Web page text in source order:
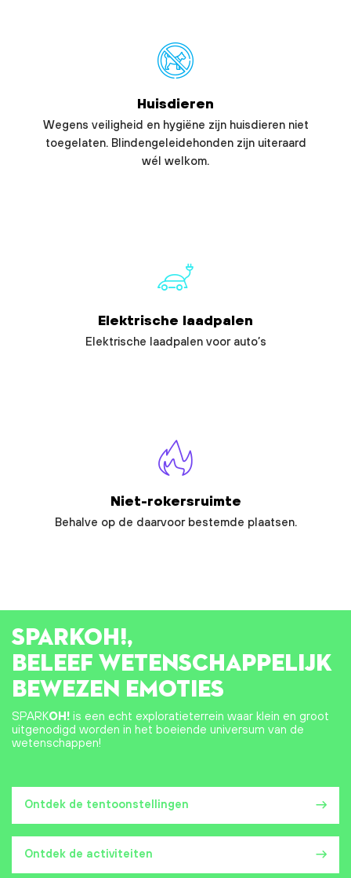
Huisdieren
Wegens veiligheid en hygiëne zijn huisdieren niet
toegelaten. Blindengeleidehonden zijn uiteraard
wél welkom.
Elektrische laadpalen
Elektrische laadpalen voor auto’s
Niet-rokersruimte
Behalve op de daarvoor bestemde plaatsen.
Ontdek de tentoonstellingen
Ontdek de activiteiten
SPARKOH!,
BELEEF WETENSCHAPPELIJK
BEWEZEN EMOTIES
SPARKOH! is een echt exploratieterrein waar klein en groot
uitgenodigd worden in het boeiende universum van de
wetenschappen!